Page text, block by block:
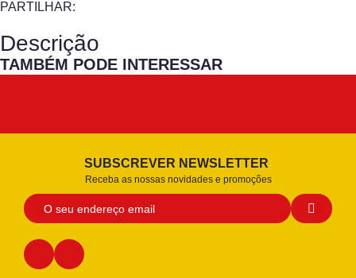
PARTILHAR:
Descrição
TAMBÉM PODE INTERESSAR
SUBSCREVER NEWSLETTER
Receba as nossas novidades e promoções